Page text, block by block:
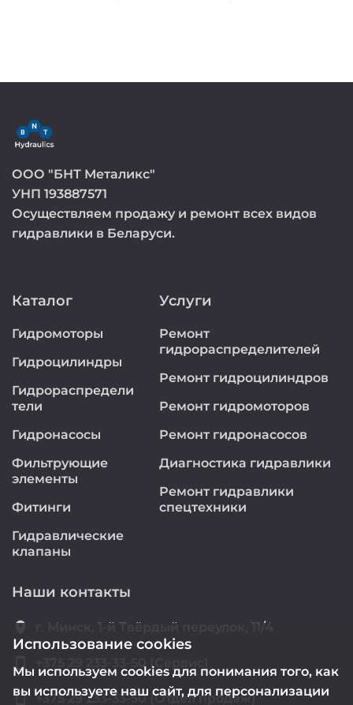
ООО "БНТ Металикс"
УНП 193887571
Осуществляем продажу и ремонт всех видов
гидравлики в Беларуси.
Каталог
Гидромоторы
Гидроцилиндры
Гидрораспредели
тели
Гидронасосы
Фильтрующие
элементы
Фитинги
Гидравлические
клапаны
Услуги
Ремонт
гидрораспределителей
Ремонт гидроцилиндров
Ремонт гидромоторов
Ремонт гидронасосов
Диагностика гидравлики
Ремонт гидравлики
спецтехники
Наши контакты
location_on г. Минск, 1-й Твёрдый переулок, 11/4
smartphone +375 29 233-33-50 (Сервис)
smartphone +375 29 233-33-50 (Отдел продаж)
Использование cookies
Мы используем cookies для понимания того, как
вы используете наш сайт, для персонализации